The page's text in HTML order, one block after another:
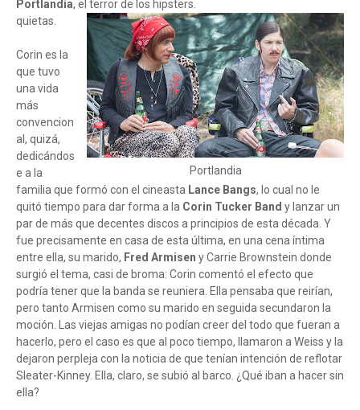
Portlandia, el terror de los hipsters.
Portlandia
quietas.
Corin es la
que tuvo
una vida
más
convencion
al, quizá,
dedicándos
e a la
familia que formó con el cineasta Lance Bangs, lo cual no le
quitó tiempo para dar forma a la Corin Tucker Band y lanzar un
par de más que decentes discos a principios de esta década. Y
fue precisamente en casa de esta última, en una cena íntima
entre ella, su marido, Fred Armisen y Carrie Brownstein donde
surgió el tema, casi de broma: Corin comentó el efecto que
podría tener que la banda se reuniera. Ella pensaba que reirían,
pero tanto Armisen como su marido en seguida secundaron la
moción. Las viejas amigas no podían creer del todo que fueran a
hacerlo, pero el caso es que al poco tiempo, llamaron a Weiss y la
dejaron perpleja con la noticia de que tenían intención de reflotar
Sleater-Kinney. Ella, claro, se subió al barco. ¿Qué iban a hacer sin
ella?